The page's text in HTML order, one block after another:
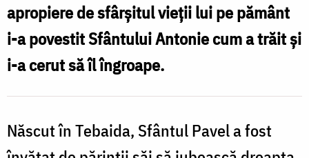
apropiere de sfârșitul vieții lui pe pământ
i-a povestit Sfântului Antonie cum a trăit și
i-a cerut să îl îngroape.
Născut în Tebaida, Sfântul Pavel a fost